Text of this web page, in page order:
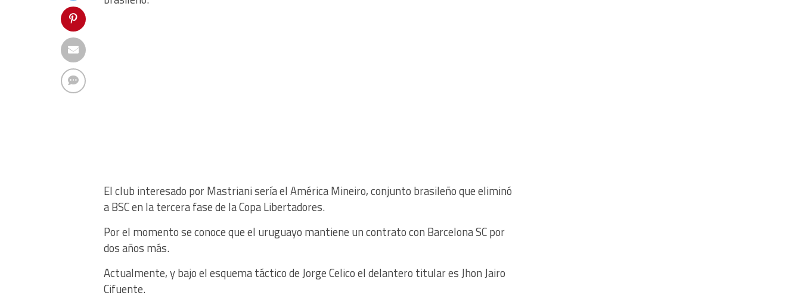
El club interesado por Mastriani sería el América Mineiro, conjunto brasileño que eliminó
a BSC en la tercera fase de la Copa Libertadores.
Por el momento se conoce que el uruguayo mantiene un contrato con Barcelona SC por
dos años más.
Actualmente, y bajo el esquema táctico de Jorge Celico el delantero titular es Jhon Jairo
Cifuente.